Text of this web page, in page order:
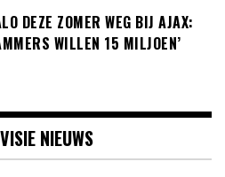
DEZE ZOMER WEG BIJ AJAX:
WILLEN 15 MILJOEN’
NIEUWS